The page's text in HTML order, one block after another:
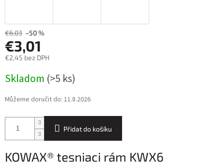
€6,03 –50 %
€3,01
€2,45 bez DPH
cena:
Skladom (>5 ks)
Můžeme doručit do: 11.8.2026
Přidat do košíku
KOWAX® tesniaci rám KWX6